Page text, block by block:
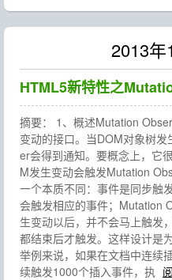
2013年
HTML5新特性之
摘要： 1、概述Mutation
变动的接口。当DOM对象树
er会得到通知。要概念上，它
M发生变动会触发Mutation
一个本质不同：事件是同步触
会触发相应的事件；Mutation
生变动以后，并不会马上触发
都结束后才触发。这样设计是
举例来说，如果在文档中连续
续触发1000个插入事件，执